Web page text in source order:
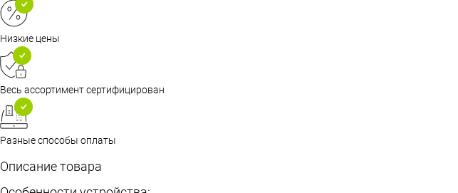
Низкие цены
Весь ассортимент сертифицирован
Разные способы оплаты
Описание товара